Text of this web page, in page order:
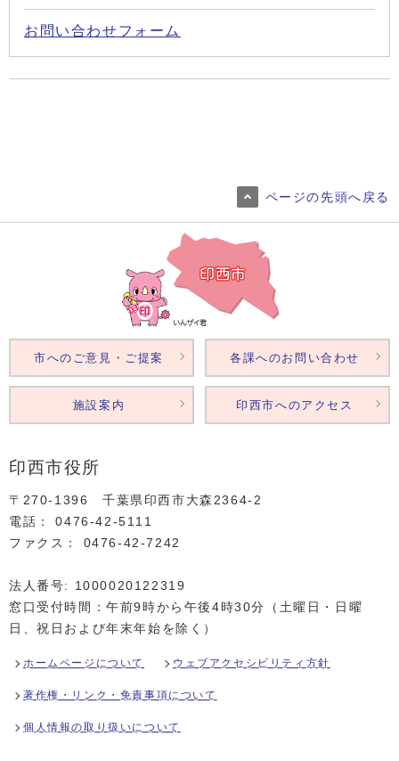
お問い合わせフォーム
ページの先頭へ戻る
印西市役所
〒270-1396 千葉県印西市大森2364‐2
電話： 0476‐42‐5111
ファクス： 0476‐42‐7242
法人番号: 1000020122319
窓口受付時間：午前9時から午後4時30分（土曜日・日曜
日、祝日および年末年始を除く）
ホームページについて ウェブアクセシビリティ方針
著作権・リンク・免責事項について
個人情報の取り扱いについて
市へのご意見・ご提案 各課へのお問い合わせ
施設案内 印西市へのアクセス